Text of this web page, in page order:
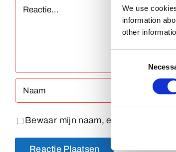
We use
information
other
Reactie
Bewaar mijn naam, e-mailadres en